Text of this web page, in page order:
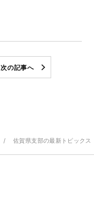
次の記事へ
佐賀県支部の最新トピックス